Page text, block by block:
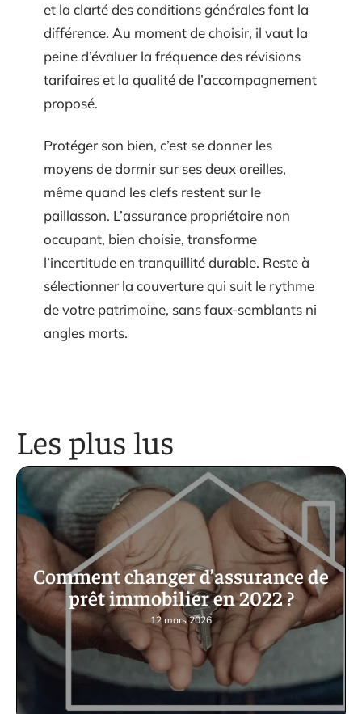
et la clarté des conditions générales font la
différence. Au moment de choisir, il vaut la
peine d’évaluer la fréquence des révisions
tarifaires et la qualité de l’accompagnement
proposé.
Protéger son bien, c’est se donner les
moyens de dormir sur ses deux oreilles,
même quand les clefs restent sur le
paillasson. L’assurance propriétaire non
occupant, bien choisie, transforme
l’incertitude en tranquillité durable. Reste à
sélectionner la couverture qui suit le rythme
de votre patrimoine, sans faux-semblants ni
angles morts.
Les plus lus
Comment changer d’assurance de
prêt immobilier en 2022 ?
12 mars 2026